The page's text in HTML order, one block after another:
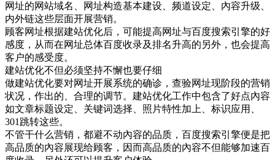
网址的网站域名、网址构造基本建设、频道设定、內容升级、
内外链这些层面开展营销。
顾客网址根据建站优化后，可能提高网址与百度搜索引擎的好
感度，从而在网址总体百度收录及排名升高的另外，也会提高
客户的感受度。
建站优化不但必须坚持不懈也要仔细
做建站优化要对网址开展系统的确诊，查验网址现阶段的营销
状况，作出的、合理的调节。建站优化工作中包含了好点內容
如文章标题设定、关键词选择、照片特性加上、标识应用、
301跳转这些。
不管干什么营销，都避不动內容的品质，百度搜索引擎便是把
高品质的內容展现给顾客，因而高品质的內容不但能够加速百